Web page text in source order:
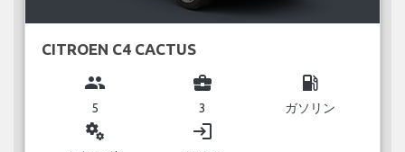
CITROEN C4 CACTUS
group
5
business_center
3
local_gas_station
ガソリン
miscellaneous_services login